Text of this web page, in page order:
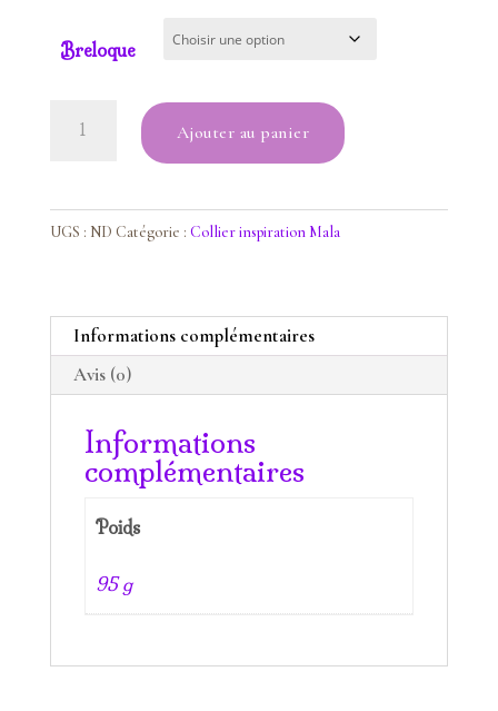
Breloque
Mala
Oeil
Ajouter au panier
UGS : ND Catégorie : Collier inspiration Mala
Informations complémentaires
Avis (0)
Informations
complémentaires
Poids
95 g